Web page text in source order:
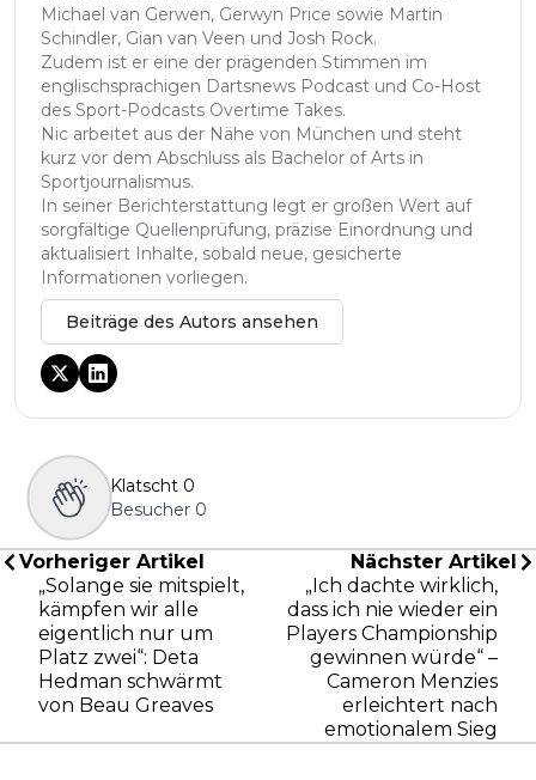
Michael van Gerwen, Gerwyn Price sowie Martin
Schindler, Gian van Veen und Josh Rock.
Zudem ist er eine der prägenden Stimmen im
englischsprachigen Dartsnews Podcast und Co-Host
des Sport-Podcasts Overtime Takes.
Nic arbeitet aus der Nähe von München und steht
kurz vor dem Abschluss als Bachelor of Arts in
Sportjournalismus.
In seiner Berichterstattung legt er großen Wert auf
sorgfältige Quellenprüfung, präzise Einordnung und
aktualisiert Inhalte, sobald neue, gesicherte
Informationen vorliegen.
Beiträge des Autors ansehen
Klatscht 0
Besucher 0
Vorheriger Artikel
„Solange sie mitspielt,
kämpfen wir alle
eigentlich nur um
Platz zwei“: Deta
Hedman schwärmt
von Beau Greaves
Nächster Artikel
„Ich dachte wirklich,
dass ich nie wieder ein
Players Championship
gewinnen würde“ –
Cameron Menzies
erleichtert nach
emotionalem Sieg